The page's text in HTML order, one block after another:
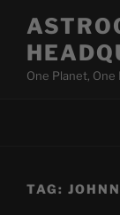
content
One Planet,
TAG: